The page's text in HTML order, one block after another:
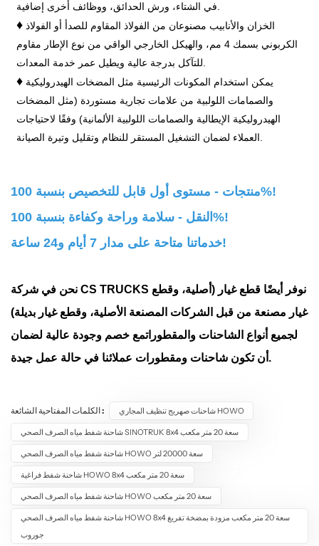
في الشتاء، ورش الحدائق، ووظائف أخرى إضافية.
♦ الخزان والأنابيب مصنوعان من الفولاذ المقاوم للصدأ أو الفولاذ
الكربوني بسمك 4 مم، والهيكل الخارجي الواقي من نوع الإطار مقاوم
للتآكل بدرجة عالية ويطيل عمر خدمة المعدات.
♦
والصمامات اللولبية من علامات تجارية مستوردة (مثل المضخات
الهيدروليكية الإيطالية والصمامات اللولبية الألمانية) وفقًا لاحتياجات
العملاء لضمان التشغيل المستقر للنظام وتقليل وتيرة الصيانة.
منتجات - مستوى أول قابل للتخصيص بنسبة 100%!
النقل - سلامة وراحة وكفاءة بنسبة 100%!
خدماتنا متاحة على مدار 7 أيام و24 ساعة!
نحن في شركة CS TRUCKS نوفر أيضًا قطع غيار (أصلية، وقطع
غيار مصنعة من قبل الشركات المصنعة الأصلية، وقطع غيار بديلة)
لجميع أنواع الشاحنات والمقطوراتمع خصم وجودة عالية لضمان
أن تكون شاحنات ومقطورات عملائنا في حالة عمل جيدة.
الكلمات المفتاحية الشائعة : شاحنات صهريج تنظيف المجاري HOWO
شاحنة شفط مياه الصرف الصحي SINOTRUK 8x4 سعة 20 متر مكعب
شاحنة شفط مياه الصرف الصحي HOWO سعة 20000 لتر
شاحنة شفط فراغية HOWO 8x4 سعة 20 متر مكعب
شاحنة شفط مياه الصرف الصحي HOWO سعة 20 متر مكعب
شاحنة شفط مياه الصرف الصحي HOWO 8x4 سعة 20 متر مكعب مزودة بمضخة تفريغ
جوروب